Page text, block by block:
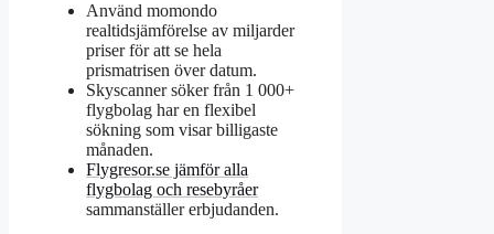
Använd momondo
realtidsjämförelse av miljarder
priser för att se hela
prismatrisen över datum.
Skyscanner söker från 1 000+
flygbolag har en flexibel
sökning som visar billigaste
månaden.
Flygresor.se jämför alla
flygbolag och resebyråer
sammanställer erbjudanden.